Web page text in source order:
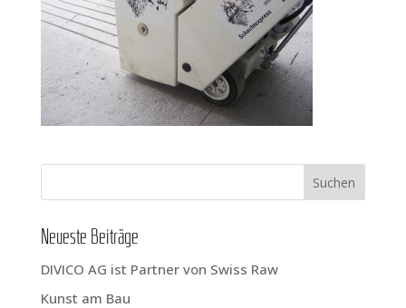
Neu­es­te Beiträge
DIVICO AG ist Part­ner von Swiss Raw
Kunst am Bau